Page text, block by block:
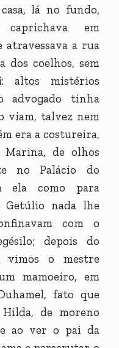
lá no fundo,
em
a rua
dos coelhos, sem
altos mistérios
advogado tinha
viam, talvez nem
era a costureira,
Marina, de olhos
no Palácio do
ela como para
Getúlio nada lhe
com o
depois do
vimos o mestre
mamoeiro, em
fato que
de moreno
ao ver o pai da